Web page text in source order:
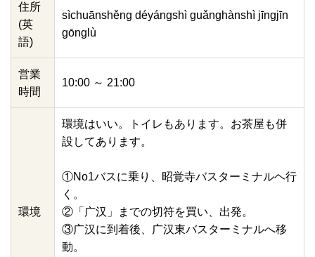
住所
(英
語)
sìchuānshěng déyángshì guǎnghànshì jīngjīn
gōnglù
営業
時間
10:00 ～ 21:00
環境
環境はいい。トイレもあります。お茶屋も併
設してあります。
①No1バスに乗り、昭覚寺バスターミナルヘ行
く。
②「广汉」までの切符を買い、出発。
③广汉に到着後、广汉東バスターミナルへ移
動。